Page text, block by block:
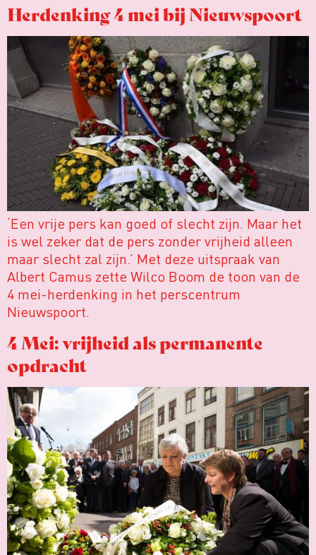
Herdenking 4 mei bij Nieuwspoort
‘Een vrije pers kan goed of slecht zijn. Maar het
is wel zeker dat de pers zonder vrijheid alleen
maar slecht zal zijn.’ Met deze uitspraak van
Albert Camus zette Wilco Boom de toon van de
4 mei-herdenking in het perscentrum
Nieuwspoort.
4 Mei: vrijheid als permanente
opdracht